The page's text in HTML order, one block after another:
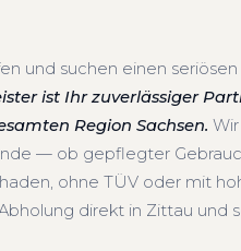
und suchen einen seriösen
ist Ihr zuverlässiger
Region Sachsen.
— ob gepflegter
ohne TÜV oder mit
direkt in Zittau und